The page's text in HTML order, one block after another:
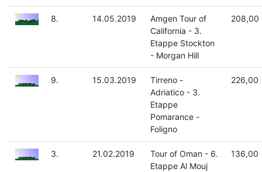
8. 14.05.2019
Amgen Tour of
California - 3.
Etappe Stockton
- Morgan Hill
208,00
9. 15.03.2019
Tirreno -
Adriatico - 3.
Etappe
Pomarance -
Foligno
226,00
3. 21.02.2019
Tour of Oman - 6.
Etappe Al Mouj
136,00